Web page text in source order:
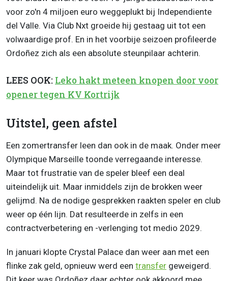
voor zo'n 4 miljoen euro weggeplukt bij Independiente
del Valle. Via Club Nxt groeide hij gestaag uit tot een
volwaardige prof. En in het voorbije seizoen profileerde
Ordoñez zich als een absolute steunpilaar achterin.
LEES OOK: Leko hakt meteen knopen door voor
opener tegen KV Kortrijk
Uitstel, geen afstel
Een zomertransfer leen dan ook in de maak. Onder meer
Olympique Marseille toonde verregaande interesse.
Maar tot frustratie van de speler bleef een deal
uiteindelijk uit. Maar inmiddels zijn de brokken weer
gelijmd. Na de nodige gesprekken raakten speler en club
weer op één lijn. Dat resulteerde in zelfs in een
contractverbetering en -verlenging tot medio 2029.
In januari klopte Crystal Palace dan weer aan met een
flinke zak geld, opnieuw werd een transfer geweigerd.